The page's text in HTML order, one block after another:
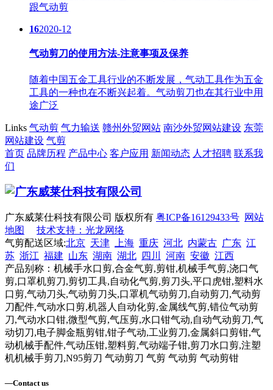
跟气动剪
162020-12
气动剪刀的使用方法-注意事项及保养
随着中国五金工具行业的不断发展，气动工具作为五金
工具的一种也在不断兴起着。气动剪刀也在其行业中用
途广泛
Links 气动剪 气力输送 赣州外贸网站 南沙外贸网站建设 东莞
网站建设 气剪
首页 品牌历程 产品中心 客户应用 新闻动态 人才招聘 联系我
们
广东威莱仕科技有限公司 版权所有 粤ICP备16129433号 网站
地图
技术支持：光龙网络
气剪配送区域:北京 天津 上海 重庆 河北 内蒙古 广东 江
苏 浙江 福建 山东 湖南 湖北 四川 河南 安徽 江西
产品别称：机械手水口剪,合金气剪,剪钳,机械手气剪,浇口气
剪,口罩机剪刀,剪切工具,自动化气剪,剪刀头,平口虎钳,塑料水
口剪,气动刀头,气动剪刀头,口罩机气动剪刀,自动剪刀,气动剪
刀配件,气动水口剪,机器人自动化剪,金属线气剪,错位气动剪
刀,气动水口钳,微型气剪,气压剪,水口钳气动,自动气动剪刀,气
动切刀,电子脚金瓶剪钳,钳子气动,工业剪刀,金属斜口剪钳,气
动机械手配件,气动压钳,塑料剪,气动端子钳,剪刀水口剪,注塑
机机械手剪刀,N95剪刀 气动剪刀 气剪 气动剪 气动剪钳
—Contact us